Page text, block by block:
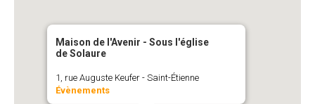
Maison de l'Avenir - Sous l'église
de Solaure
1, rue Auguste Keufer - Saint-Étienne
Évènements